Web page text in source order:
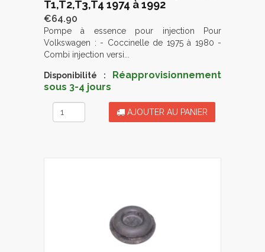
T1,T2,T3,T4 1974 à 1992
€64.90
Pompe à essence pour injection Pour
Volkswagen : - Coccinelle de 1975 à 1980 -
Combi injection versi...
Disponibilité :
Réapprovisionnement
sous 3-4 jours
AJOUTER AU PANIER